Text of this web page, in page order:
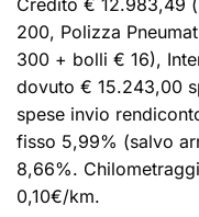
Credito € 12.983,49
200, Polizza
300 + bolli € 16),
dovuto € 15.243,00
spese invio
fisso 5,99% (salvo
8,66%.
0,10€/km.